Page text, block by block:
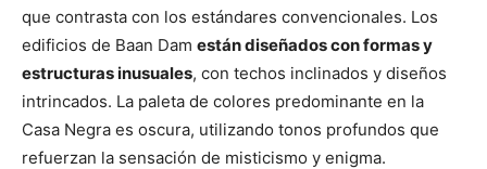
que contrasta con los estándares convencionales. Los
edificios de Baan Dam están diseñados con formas y
estructuras inusuales, con techos inclinados y diseños
intrincados. La paleta de colores predominante en la
Casa Negra es oscura, utilizando tonos profundos que
refuerzan la sensación de misticismo y enigma.